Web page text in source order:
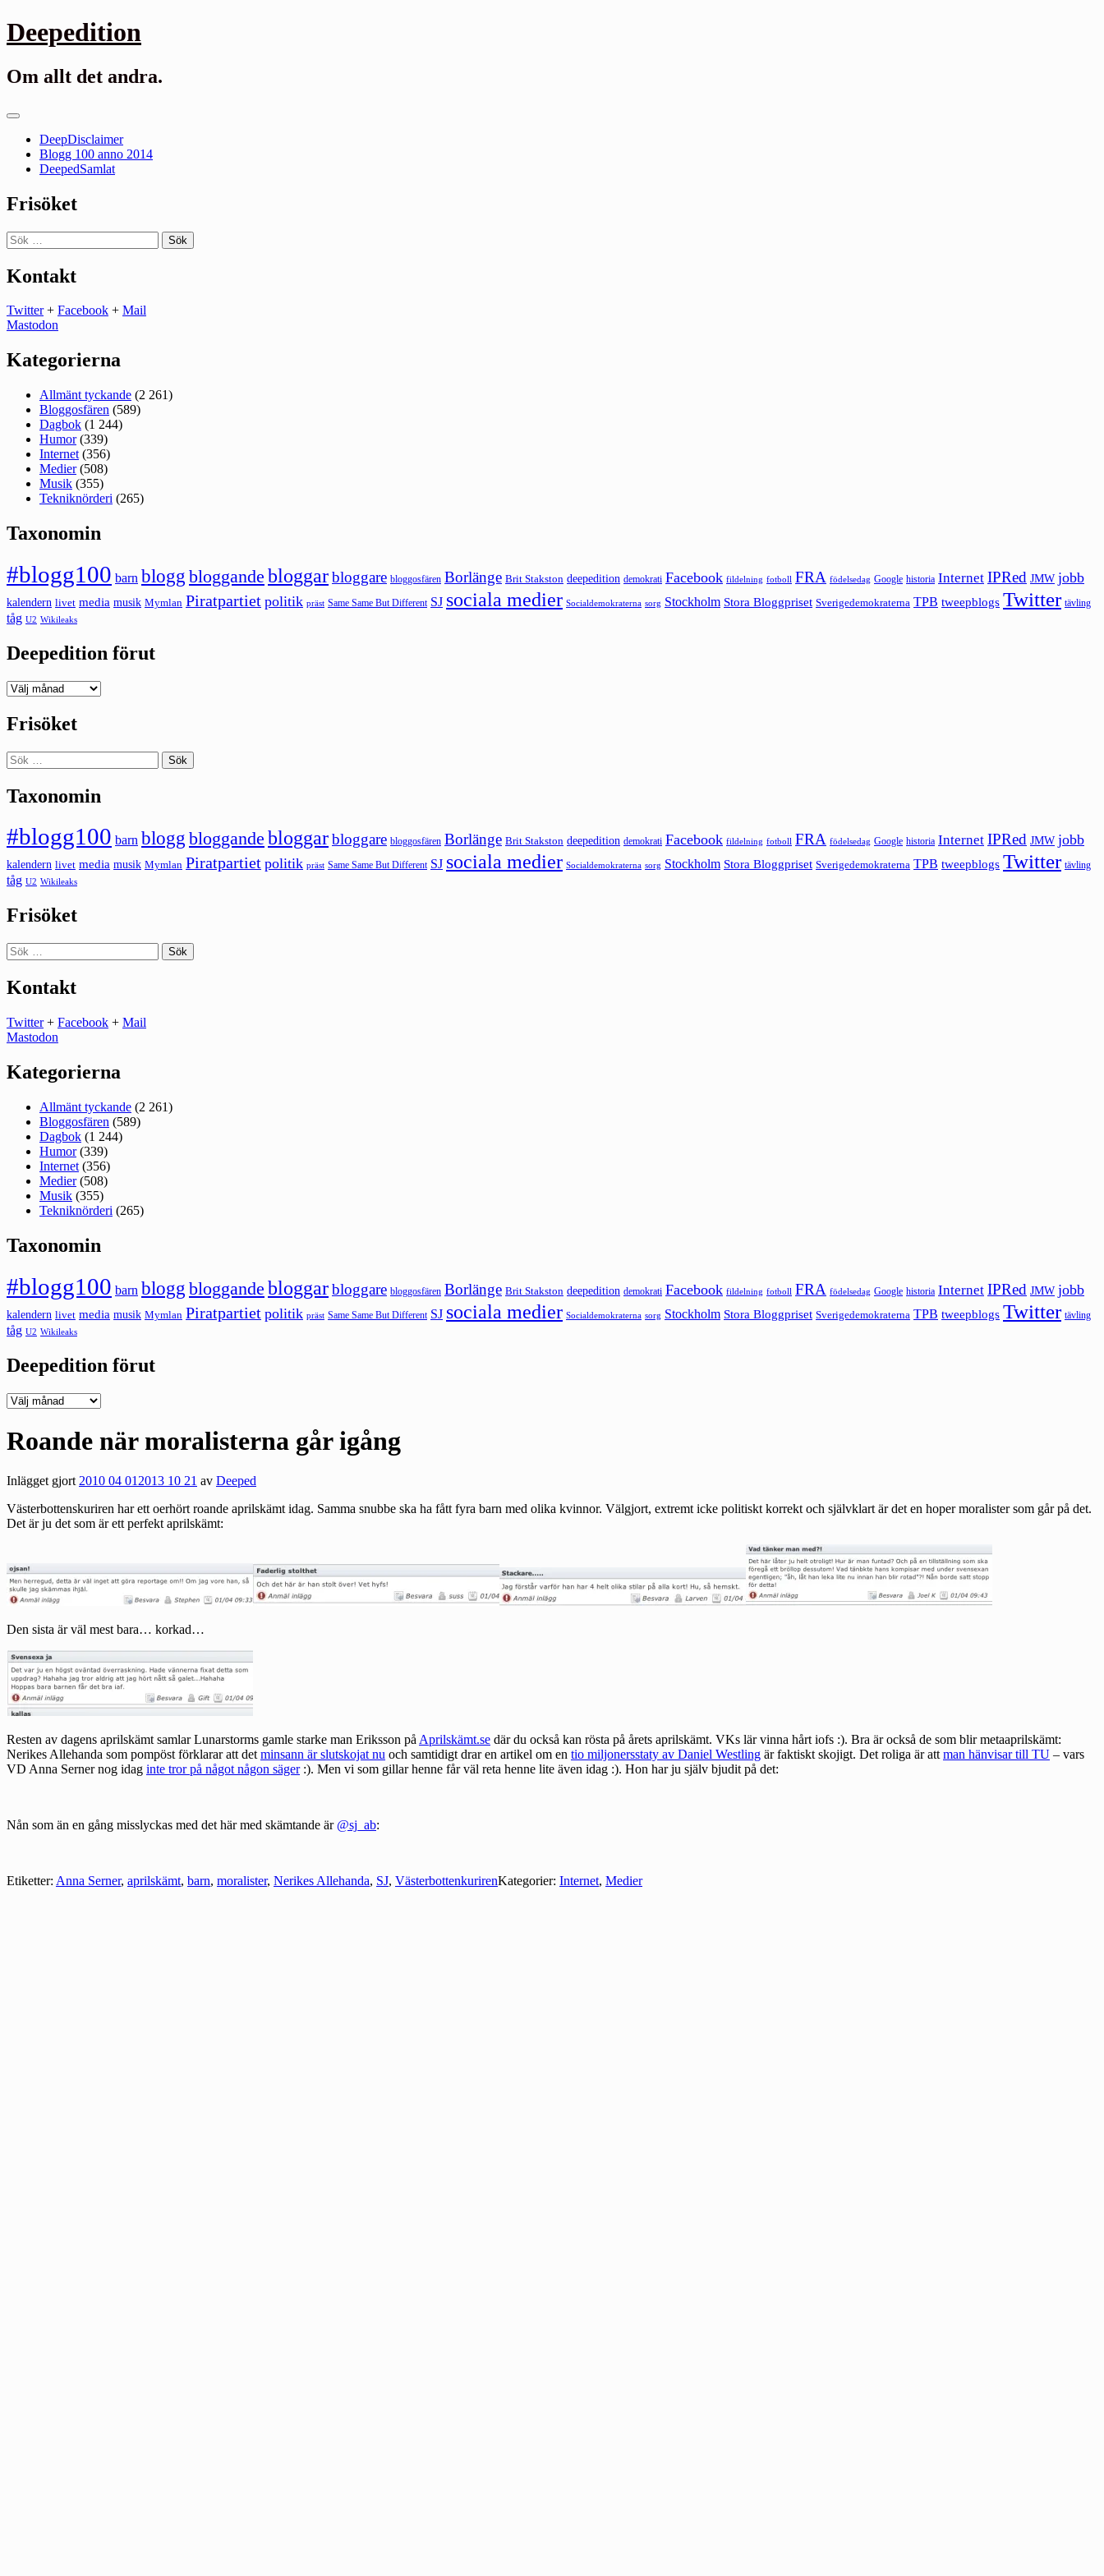
Gå
till
Deepedition
Om allt det andra.
Primär
DeepDisclaimer
Blogg 100 anno 2014
DeepedSamlat
Frisöket
Sök
efter:
Kontakt
Twitter+ Facebook + Mail
Mastodon
Kategorierna
Allmänt tyckande (2 261)
Bloggosfären (589)
Dagbok (1 244)
Humor(339)
Internet (356)
Medier(508)
Musik (355)
Tekniknörderi (265)
Taxonomin
#blogg100 barn blogg bloggande bloggarbloggare bloggosfären Borlänge Brit Stakston deepedition demokrati Facebook fildelning fotboll FRA födelsedag Google historia Internet IPRed JMW jobb
kalendern livet media musik Mymlan Piratpartiet politik präst Same Same But Different SJ sociala medier Socialdemokraterna sorg Stockholm Stora Bloggpriset Sverigedemokraterna TPB tweepblogs Twitter tävling
tåg U2 Wikileaks
Deepedition förut
Deepedition
Frisöket
Sök
efter:
Taxonomin
#blogg100 barn blogg bloggande bloggarbloggare bloggosfären Borlänge Brit Stakston deepedition demokrati Facebook fildelning fotboll FRA födelsedag Google historia Internet IPRed JMW jobb
kalendern livet media musik Mymlan Piratpartiet politik präst Same Same But Different SJ sociala medier Socialdemokraterna sorg Stockholm Stora Bloggpriset Sverigedemokraterna TPB tweepblogs Twitter tävling
tåg U2 Wikileaks
Frisöket
Sök
efter:
Kontakt
Twitter+ Facebook + Mail
Mastodon
Kategorierna
Allmänt tyckande (2 261)
Bloggosfären (589)
Dagbok (1 244)
Humor(339)
Internet (356)
Medier(508)
Musik (355)
Tekniknörderi (265)
Taxonomin
#blogg100 barn blogg bloggande bloggarbloggare bloggosfären Borlänge Brit Stakston deepedition demokrati Facebook fildelning fotboll FRA födelsedag Google historia Internet IPRed JMW jobb
kalendern livet media musik Mymlan Piratpartiet politik präst Same Same But Different SJ sociala medier Socialdemokraterna sorg Stockholm Stora Bloggpriset Sverigedemokraterna TPB tweepblogs Twitter tävling
tåg U2 Wikileaks
Deepedition förut
Deepedition
Roande när moralisterna går igång
Inlägget gjort2010 04 012013 10 21 av Deeped
Västerbottenskuriren har ettoerhört roande aprilskämt idag. Samma snubbe ska ha fått fyra barn med olika kvinnor. Välgjort, extremt icke politiskt korrekt och självklart är det en hoper moralister som går på det.
Det är ju det som är ett perfekt aprilskämt:
Den sista är väl mest bara… korkad…
Resten av dagens aprilskämt samlar Lunarstorms gamle starke man Eriksson påAprilskämt.se där du också kan rösta på årets aprilskämt. VKs lär vinna hårt iofs :). Bra är också de som blir metaaprilskämt:
Nerikes Allehanda som pompöst förklarar att detminsann är slutskojat nu och samtidigt drar en artikel om en tio miljonersstaty av Daniel Westling är faktiskt skojigt. Det roliga är attman hänvisar till TU – vars
VD Anna Serner nog idag inte tror på något någon säger:). Men vi som gillar henne får väl reta henne lite även idag :). Hon har ju själv bjudit på det:
Nån som än en gång misslyckas med det här med skämtande är @sj_ab:
Etiketter: Anna Serner, aprilskämt, barn, moralister, Nerikes Allehanda, SJ, VästerbottenkurirenKategorier: Internet, Medier